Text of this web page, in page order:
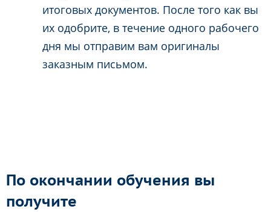
итоговых документов. После того как вы
их одобрите, в течение одного рабочего
дня мы отправим вам оригиналы
заказным письмом.
По окончании обучения вы
получите